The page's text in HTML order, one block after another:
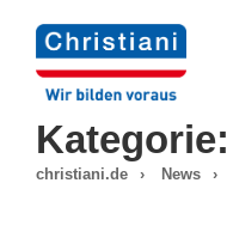
Inhalt
springen
Kategorie:
christiani.de News